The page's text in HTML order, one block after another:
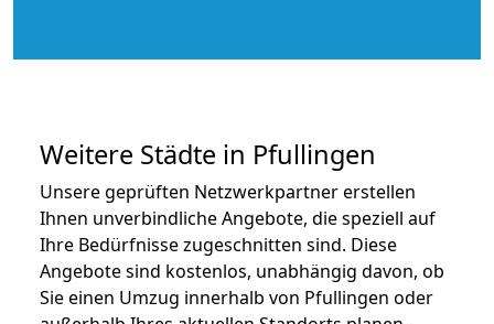
Weitere Städte in Pfullingen
Unsere geprüften Netzwerkpartner erstellen
Ihnen unverbindliche Angebote, die speziell auf
Ihre Bedürfnisse zugeschnitten sind. Diese
Angebote sind kostenlos, unabhängig davon, ob
Sie einen Umzug innerhalb von Pfullingen oder